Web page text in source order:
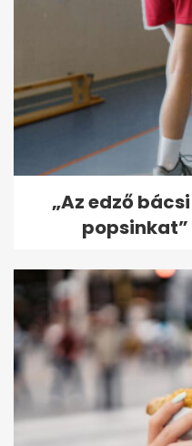
„Az edző
popsinkat”